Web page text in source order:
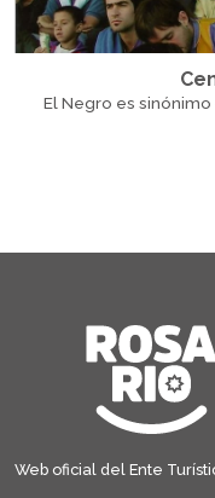
El Negro es
Web oficial del Ente